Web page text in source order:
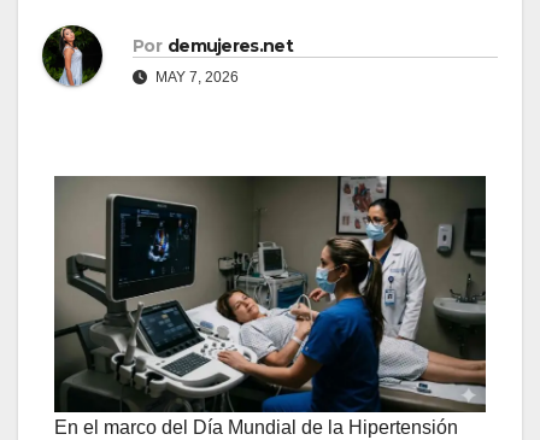
Por demujeres.net
MAY 7, 2026
En el marco del Día Mundial de la Hipertensión